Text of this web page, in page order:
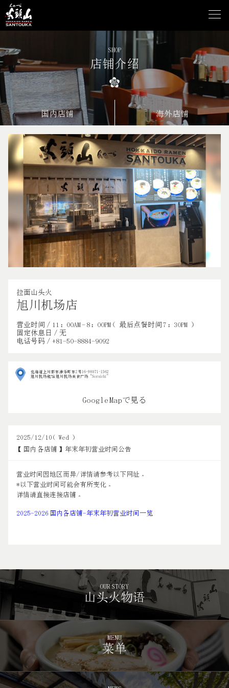
SHOP
店铺介绍
国内店铺 海外店铺
拉面山头火
旭川机场店
营业时间／11：00AM - 8：00PM （最后点餐时间 7：30PM）
固定休息日／无
电话号码／+81-50-8884-9092
北海道上川郡东神乐町东2号16-98 071-1562
旭川机场航站 旭川机场美食广场“Soraichi”
Google Mapで見る
2025/12/10（Wed）
【国内 各店铺】 年末年初营业时间公告
营业时间因地区而异/详情请参考以下网址。
*以下营业时间可能会有所变化。
详情请直接连接店铺。
2025-2026 国内各店铺-年末年初营业时间一览
OUR STORY
山头火物语
MENU
菜单